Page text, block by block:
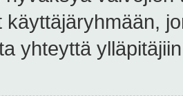
käyttäjäryhmään,
yhteyttä